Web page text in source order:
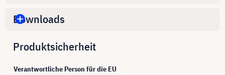
Downloads
Produktsicherheit
Verantwortliche Person für die EU